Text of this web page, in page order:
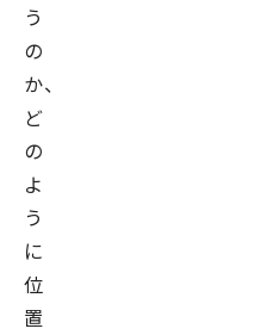
う
の
か、
ど
の
よ
う
に
位
置